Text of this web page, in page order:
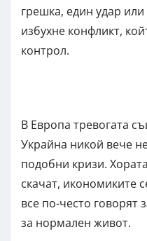
грешка, един удар
избухне конфликт,
контрол.
В Европа тревогата
Украйна никой вече
подобни кризи.
скачат, икономиките
все по-често
за нормален живот.